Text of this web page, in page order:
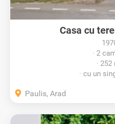
Casa cu
2
252
cu un
Paulis, Arad